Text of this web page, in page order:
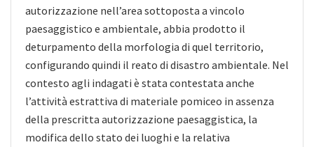
autorizzazione nell’area sottoposta a vincolo
paesaggistico e ambientale, abbia prodotto il
deturpamento della morfologia di quel territorio,
configurando quindi il reato di disastro ambientale. Nel
contesto agli indagati è stata contestata anche
l’attività estrattiva di materiale pomiceo in assenza
della prescritta autorizzazione paesaggistica, la
modifica dello stato dei luoghi e la relativa